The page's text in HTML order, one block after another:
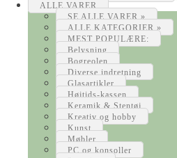
ALLE VARER
SE ALLE VARER »
ALLE KATEGORIER »
MEST POPULÆRE:
Belysning
Bogreolen
Diverse indretning
Glasartikler
Højtids-kassen
Keramik & Stentøj
Kreativ og hobby
Kunst
Møbler
PC og konsoller